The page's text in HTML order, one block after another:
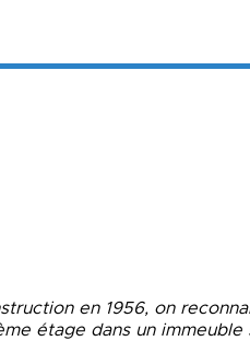
en 1956, on
étage dans un immeuble